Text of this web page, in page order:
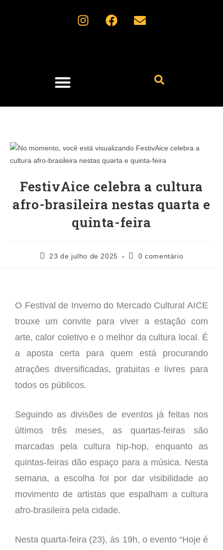
FestivAice celebra a cultura
afro-brasileira nestas quarta e
quinta-feira
23 de julho de 2025 0 comentário
O Festival de Inverno do Mercado Cultural AICE
trouxe um convite para viver a estação com
arte, calor coletivo e o melhor da cultura local. É
a aposta certa para quem está procurando
atrações diversificadas, gratuitas e livres para
todos os públicos.
Seguindo as divisões de eventos já feitas nos
últimos três meses, as quartas-feiras são
marcadas pela cultura hip-hop, enquanto as
quintas-feiras dão espaço para a música. Nesta
semana, a escolha foi por dar visibilidade ao
movimento de artistas que espalham a cultura
afro-brasileira pela cidade.
Nesta quarta-feira (23), às 19h, o evento “Hoje é